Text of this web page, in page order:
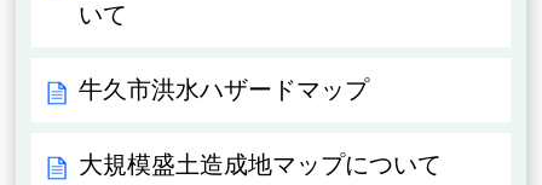
いて
牛久市洪水ハザードマップ
大規模盛土造成地マップについて